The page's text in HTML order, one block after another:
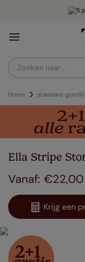
Zoeken naar...
Home standard-
Ella Stripe
€22,00
Krijg een